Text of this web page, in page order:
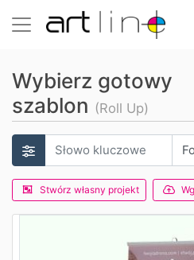
Wybierz gotowy
szablon (Roll Up)
Stwórz własny projekt